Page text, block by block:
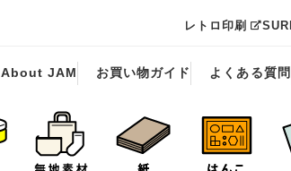
レトロ印刷
About JAM お買い物ガイド よくある質問